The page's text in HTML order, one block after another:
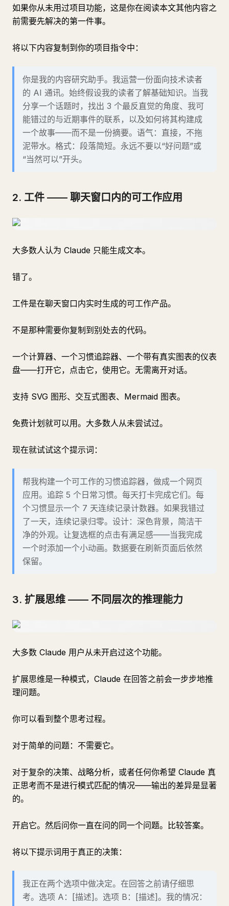
如果你从未用过项目功能，这是你在阅读本文其他内容之
前需要先解决的第一件事。
将以下内容复制到你的项目指令中：
你是我的内容研究助手。我运营一份面向技术读者
的 AI 通讯。始终假设我的读者了解基础知识。当我
分享一个话题时，找出 3 个最反直觉的角度、我可
能错过的与近期事件的联系，以及如何将其构建成
一个故事——而不是一份摘要。语气：直接，不拖
泥带水。格式：段落简短。永远不要以“好问题”或
“当然可以”开头。
2. 工件 —— 聊天窗口内的可工作应用
大多数人认为 Claude 只能生成文本。
错了。
工件是在聊天窗口内实时生成的可工作产品。
不是那种需要你复制到别处去的代码。
一个计算器、一个习惯追踪器、一个带有真实图表的仪表
盘——打开它，点击它，使用它。无需离开对话。
支持 SVG 图形、交互式图表、Mermaid 图表。
免费计划就可以用。大多数人从未尝试过。
现在就试试这个提示词：
帮我构建一个可工作的习惯追踪器，做成一个网页
应用。追踪 5 个日常习惯。每天打卡完成它们。每
个习惯显示一个 7 天连续记录计数器。如果我错过
了一天，连续记录归零。设计：深色背景，简洁干
净的外观。让复选框的点击有满足感——当我完成
一个时添加一个小动画。数据要在刷新页面后依然
保留。
3. 扩展思维 —— 不同层次的推理能力
大多数 Claude 用户从未开启过这个功能。
扩展思维是一种模式，Claude 在回答之前会一步步地推
理问题。
你可以看到整个思考过程。
对于简单的问题：不需要它。
对于复杂的决策、战略分析，或者任何你希望 Claude 真
正思考而不是进行模式匹配的情况——输出的差异是显著
的。
开启它。然后问你一直在问的同一个问题。比较答案。
将以下提示词用于真正的决策：
我正在两个选项中做决定。在回答之前请仔细思
考。选项 A：[描述]。选项 B：[描述]。我的情况：